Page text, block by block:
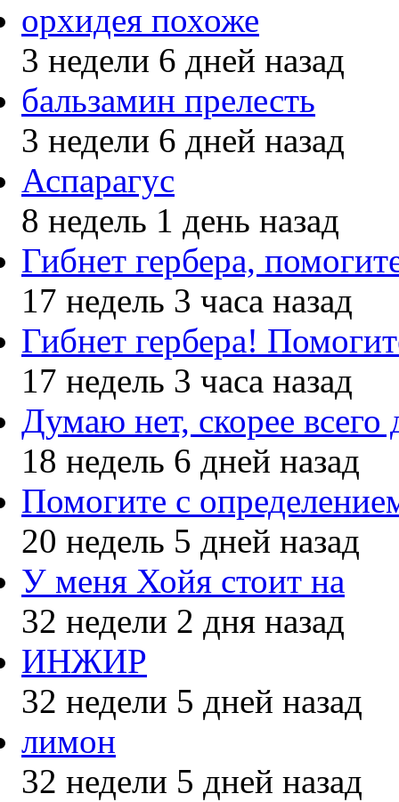
орхидея похоже
3 недели 6 дней назад
бальзамин прелесть
3 недели 6 дней назад
Аспарагус
8 недель 1 день назад
Гибнет гербера,
17 недель 3 часа назад
Гибнет гербера!
17 недель 3 часа назад
Думаю нет, скорее всего
18 недель 6 дней назад
Помогите с
20 недель 5 дней назад
У меня Хойя стоит на
32 недели 2 дня назад
ИНЖИР
32 недели 5 дней назад
лимон
32 недели 5 дней назад